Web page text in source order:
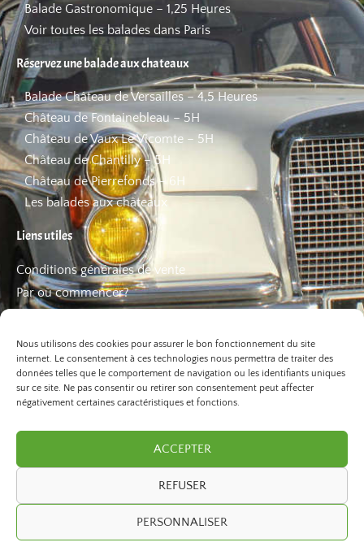
Nous utilisons des cookies pour assurer le bon fonctionnement du site
internet. Le consentement à ces technologies nous permettra de traiter des
données telles que le comportement de navigation ou les identifiants uniques
sur ce site. Ne pas consentir ou retirer son consentement peut affecter
négativement certaines caractéristiques et fonctions.
ACCEPTER
REFUSER
PERSONNALISER
Balade Gastronomique – 1,25 Heures
Voir toutes les balades dans Paris
Réservez une balade aux chateaux
Balade Château de Versailles – 4,5 Heures
Château de Fontainebleau – 5H
Château de Vaux Le Vicomte – 5H
Château de Chantilly – 5H
Château de Pierrefonds – 6H
Les balades aux châteaux
Liens utiles
Conditions générales de vente
Par où commencer?
Les bons plans
©2026 Paris Balade. Tous droits réservé.